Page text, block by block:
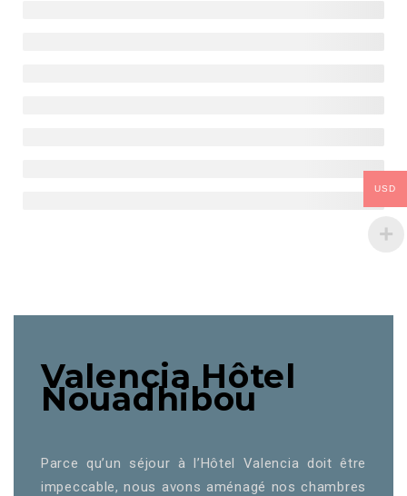
Valencia Hôtel
Nouadhibou
Parce qu’un séjour à l’Hôtel Valencia doit être
impeccable, nous avons aménagé nos chambres
USD